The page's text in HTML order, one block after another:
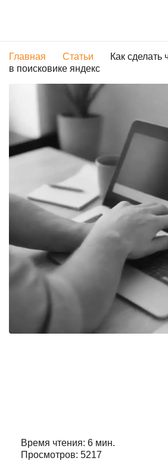
Услуги
Портфолио
Статьи
Контакты
Главная Статьи
Как сделать
в поисковике яндекс
Время чтения: 6 мин.
Просмотров: 5217